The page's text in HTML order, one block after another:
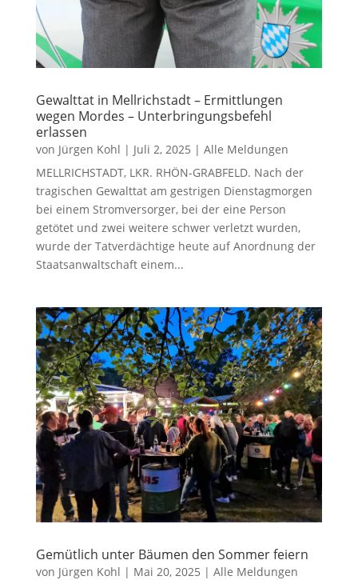
Gewalttat in Mellrichstadt – Ermittlungen
wegen Mordes – Unterbringungsbefehl
erlassen
von Jürgen Kohl | Juli 2, 2025 | Alle Meldungen
MELLRICHSTADT, LKR. RHÖN-GRABFELD. Nach der
tragischen Gewalttat am gestrigen Dienstagmorgen
bei einem Stromversorger, bei der eine Person
getötet und zwei weitere schwer verletzt wurden,
wurde der Tatverdächtige heute auf Anordnung der
Staatsanwaltschaft einem...
Gemütlich unter Bäumen den Sommer feiern
von Jürgen Kohl | Mai 20, 2025 | Alle Meldungen